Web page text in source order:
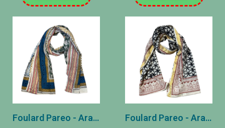
Foulard Pareo - Ara Jaune Foulard Pareo - Ara Beige